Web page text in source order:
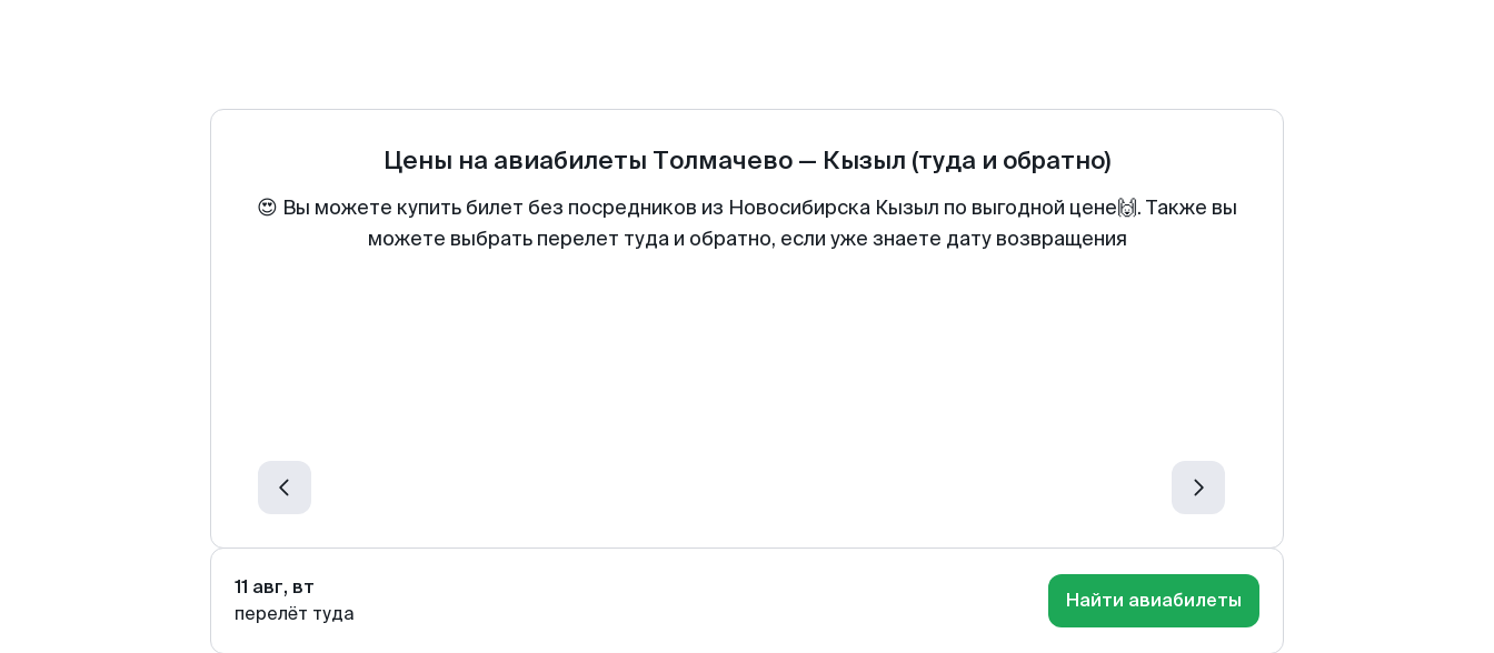
Цены на авиабилеты Толмачево — Кызыл (туда и обратно)
😍 Вы можете купить билет без посредников из Новосибирска Кызыл по выгодной цене🙌. Также вы
можете выбрать перелет туда и обратно, если уже знаете дату возвращения
11 авг, вт
перелёт туда
Найти авиабилеты